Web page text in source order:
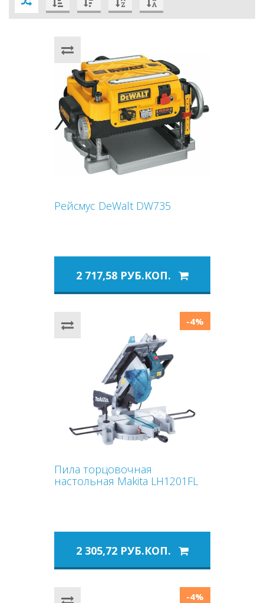
Рейсмус DeWalt DW735
2 717,58 РУБ.КОП.
-4%
Пила торцовочная
настольная Makita LH1201FL
2 305,72 РУБ.КОП.
-4%